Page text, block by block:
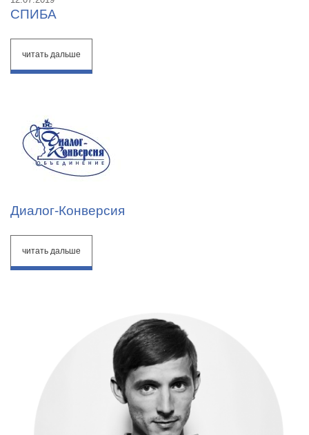
СПИБА
читать дальше
Диалог-Конверсия
читать дальше